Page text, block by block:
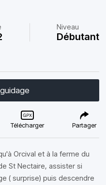
Niveau
Débutant
Télécharger Partager
Orcival et à la ferme du
St Nectaire, assister si
( surprise) puis descendre